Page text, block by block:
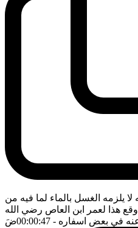
لا يلزمه الغسل بالماء لما فيه من
وقع هذا لعمر ابن العاص رضي الله
في بعض اسفاره - 00:00:47 ضَ